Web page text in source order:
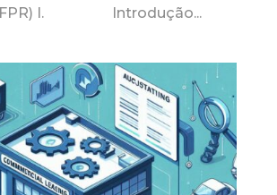
I. Introdução...